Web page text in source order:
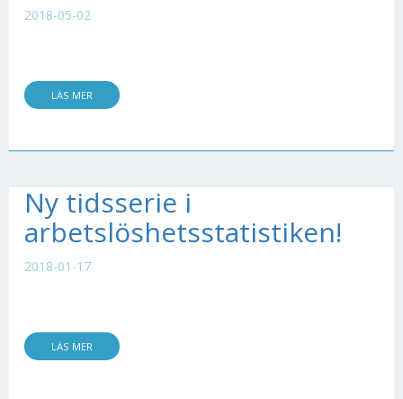
2018-05-02
LÄS MER
Ny tidsserie i
arbetslöshetsstatistiken!
2018-01-17
LÄS MER